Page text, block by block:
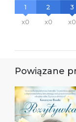
1
x0
2
x0
3
x0
Powiązane